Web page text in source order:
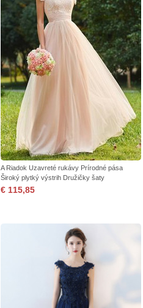
A Riadok Uzavreté rukávy Prírodné pása
Široký plytký výstrih Družičky šaty
€ 115,85